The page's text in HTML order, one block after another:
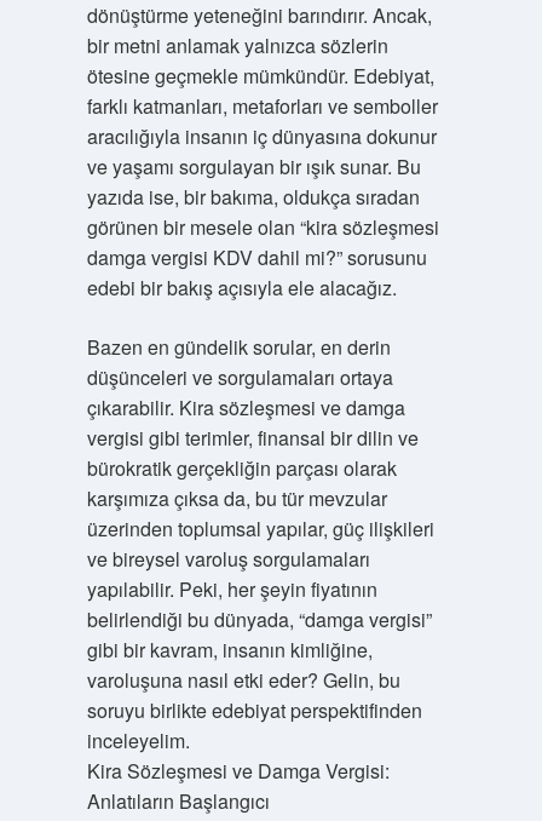
dönüştürme yeteneğini barındırır. Ancak,
bir metni anlamak yalnızca sözlerin
ötesine geçmekle mümkündür. Edebiyat,
farklı katmanları, metaforları ve semboller
aracılığıyla insanın iç dünyasına dokunur
ve yaşamı sorgulayan bir ışık sunar. Bu
yazıda ise, bir bakıma, oldukça sıradan
görünen bir mesele olan “kira sözleşmesi
damga vergisi KDV dahil mi?” sorusunu
edebi bir bakış açısıyla ele alacağız.
Bazen en gündelik sorular, en derin
düşünceleri ve sorgulamaları ortaya
çıkarabilir. Kira sözleşmesi ve damga
vergisi gibi terimler, finansal bir dilin ve
bürokratik gerçekliğin parçası olarak
karşımıza çıksa da, bu tür mevzular
üzerinden toplumsal yapılar, güç ilişkileri
ve bireysel varoluş sorgulamaları
yapılabilir. Peki, her şeyin fiyatının
belirlendiği bu dünyada, “damga vergisi”
gibi bir kavram, insanın kimliğine,
varoluşuna nasıl etki eder? Gelin, bu
soruyu birlikte edebiyat perspektifinden
inceleyelim.
Kira Sözleşmesi ve Damga Vergisi:
Anlatıların Başlangıcı